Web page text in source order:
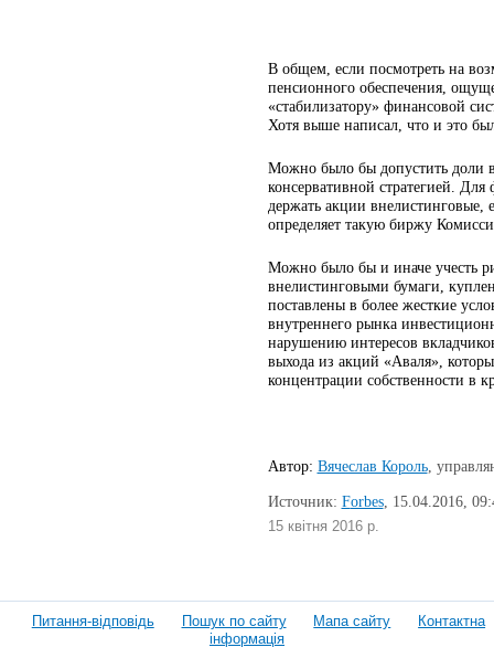
В общем, если посмотреть на
пенсионного обеспечения,
«стабилизатору» финансовой
Хотя выше написал, что и это
Можно было бы допустить доли
консервативной стратегией.
держать акции
определяет такую биржу
Можно было бы и иначе учесть
внелистинговыми бумаги,
поставлены в более жесткие
внутреннего рынка
нарушению интересов
выхода из акций «Аваля»,
концентрации собственности в
Автор: Вячеслав Король,
Источник: Forbes, 15.04.2016,
15 квітня 2016 р.
Питання-відповідь Пошук по сайту Мапа сайту
Контактна
інформація